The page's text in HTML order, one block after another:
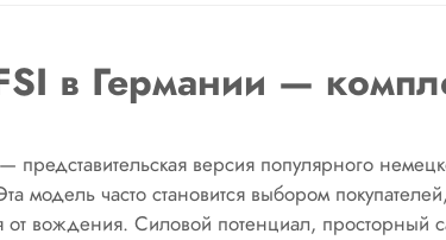
в Германии —
представительская версия популярного
модель часто становится выбором
от вождения. Силовой потенциал,